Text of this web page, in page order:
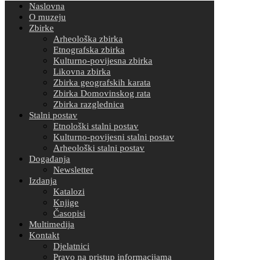
Naslovna
O muzeju
Zbirke
Arheološka zbirka
Etnografska zbirka
Kulturno-povijesna zbirka
Likovna zbirka
Zbirka geografskih karata
Zbirka Domovinskog rata
Zbirka razglednica
Stalni postav
Etnološki stalni postav
Kulturno-povijesni stalni postav
Arheološki stalni postav
Događanja
Newsletter
Izdanja
Katalozi
Knjige
Časopisi
Multimedija
Kontakt
Djelatnici
Pravo na pristup informacijama